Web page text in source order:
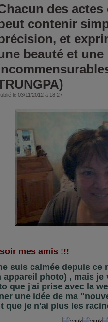
des actes
contenir
et
beauté et
le 03/11/2012 à 18:27
mes amis !!!
suis calmée depuis ce
appareil photo) , mais je
que j'ai prise avec la
une idée de ma
que je n'ai plus les